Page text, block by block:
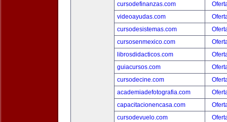
cursodefinanzas.com
videoayudas.com
cursodesistemas.com
cursosenmexico.com
librosdidacticos.com
guiacursos.com
cursodecine.com
academiadefotografia.com
capacitacionencasa.com
cursodevuelo.com